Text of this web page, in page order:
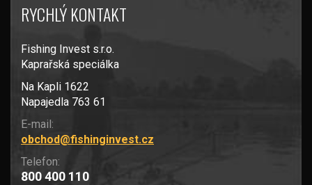
RYCHLÝ KONTAKT
Fishing Invest s.r.o.
Kaprařská speciálka
Na Kapli 1622
Napajedla 763 61
E-mail:
obchod@fishinginvest.cz
Telefon:
800 400 110